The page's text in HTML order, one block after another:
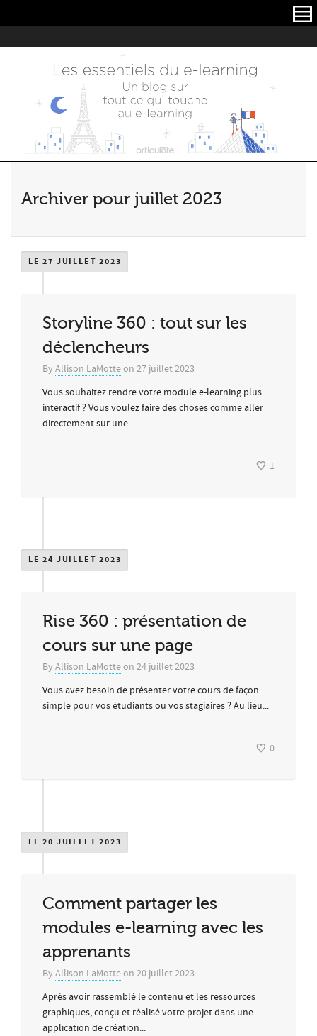
Archiver pour juillet 2023
LE 27 JUILLET 2023
Storyline 360 : tout sur les
déclencheurs
By Allison LaMotteon 27 juillet 2023
Vous souhaitez rendre votre module e-learning plus
interactif ? Vous voulez faire des choses comme aller
directement sur une...
1
LE 24 JUILLET 2023
Rise 360 : présentation de
cours sur une page
By Allison LaMotteon 24 juillet 2023
Vous avez besoin de présenter votre cours de façon
simple pour vos étudiants ou vos stagiaires ? Au lieu...
0
LE 20 JUILLET 2023
Comment partager les
modules e-learning avec les
apprenants
By Allison LaMotteon 20 juillet 2023
Après avoir rassemblé le contenu et les ressources
graphiques, conçu et réalisé votre projet dans une
application de création...